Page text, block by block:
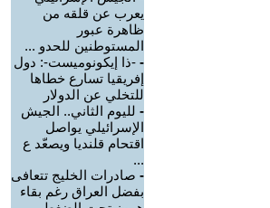
يعرب عن قلقه من
ظاهرة عبور
المستوطنين للحدو ...
- -ذا إيكونوميست-: دول
إفريقيا تسارع خطاها
للتخلي عن الدولار
- لليوم الثاني.. الجيش
الإسرائيلي يواصل
اقتحام قلنديا ويصعّد ع
...
- صادرات الخليج تتعافى
بفضل العراق رغم بقاء